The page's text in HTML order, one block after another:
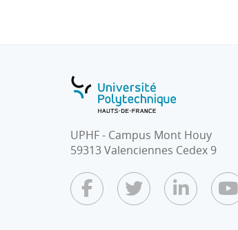
UPHF - Campus Mont Houy
59313 Valenciennes Cedex 9